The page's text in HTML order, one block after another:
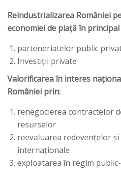
Reindustrializarea României
economiei de piaţă în
parteneriatelor public
Investiţii private
Valorificarea în interes
României prin:
renegocierea contractelor
resurselor
reevaluarea redevenţelor
internaţionale
exploatarea în regim